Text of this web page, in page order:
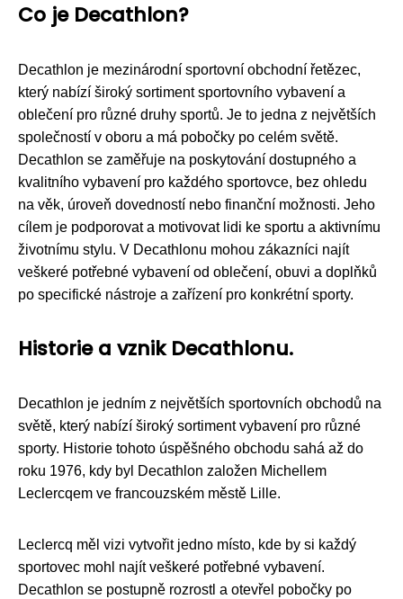
Co je Decathlon?
Decathlon je mezinárodní sportovní obchodní řetězec,
který nabízí široký sortiment sportovního vybavení a
oblečení pro různé druhy sportů. Je to jedna z největších
společností v oboru a má pobočky po celém světě.
Decathlon se zaměřuje na poskytování dostupného a
kvalitního vybavení pro každého sportovce, bez ohledu
na věk, úroveň dovedností nebo finanční možnosti. Jeho
cílem je podporovat a motivovat lidi ke sportu a aktivnímu
životnímu stylu. V Decathlonu mohou zákazníci najít
veškeré potřebné vybavení od oblečení, obuvi a doplňků
po specifické nástroje a zařízení pro konkrétní sporty.
Historie a vznik Decathlonu.
Decathlon je jedním z největších sportovních obchodů na
světě, který nabízí široký sortiment vybavení pro různé
sporty. Historie tohoto úspěšného obchodu sahá až do
roku 1976, kdy byl Decathlon založen Michellem
Leclercqem ve francouzském městě Lille.
Leclercq měl vizi vytvořit jedno místo, kde by si každý
sportovec mohl najít veškeré potřebné vybavení.
Decathlon se postupně rozrostl a otevřel pobočky po